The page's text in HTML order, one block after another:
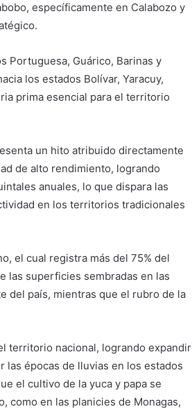
específicamente en Calabozo y
Portuguesa, Guárico, Barinas y
los estados Bolívar, Yaracuy,
prima esencial para el territorio
un hito atribuido directamente
de alto rendimiento, logrando
anuales, lo que dispara las
en los territorios tradicionales
el cual registra más del 75% del
las superficies sembradas en las
del país, mientras que el rubro de la
territorio nacional, logrando expandir
las épocas de lluvias en los estados
el cultivo de la yuca y papa se
como en las planicies de Monagas,